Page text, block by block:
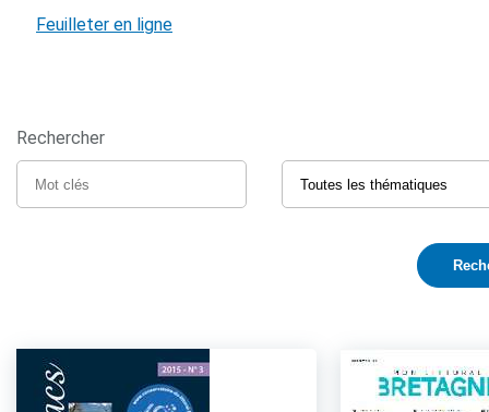
Feuilleter en ligne
Rechercher